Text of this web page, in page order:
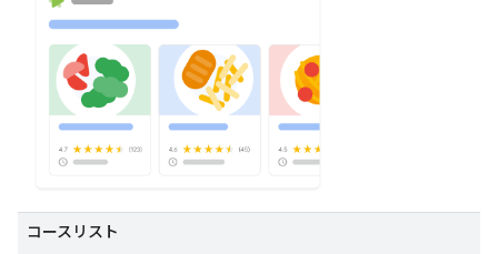
コースリスト